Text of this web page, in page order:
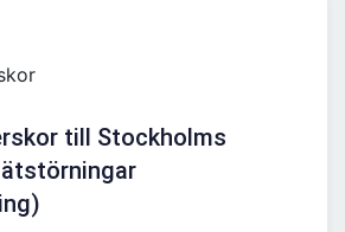
till Stockholms